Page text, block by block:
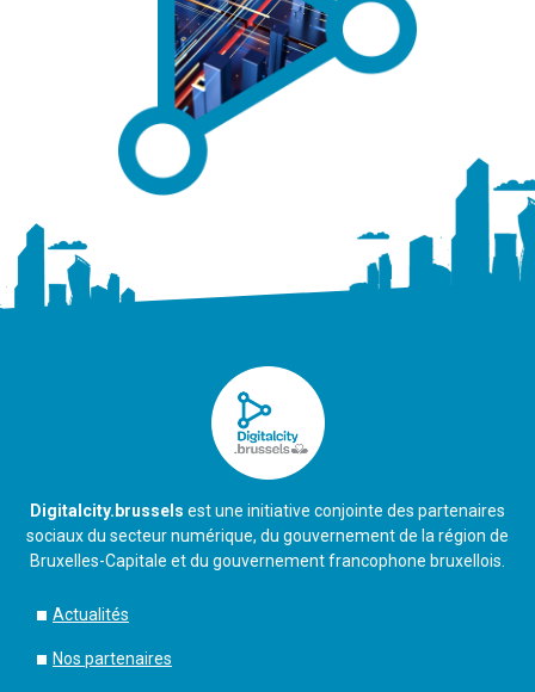
Digitalcity.brussels est une initiative conjointe des partenaires
sociaux du secteur numérique, du gouvernement de la région de
Bruxelles-Capitale et du gouvernement francophone bruxellois.
Actualités
Nos partenaires